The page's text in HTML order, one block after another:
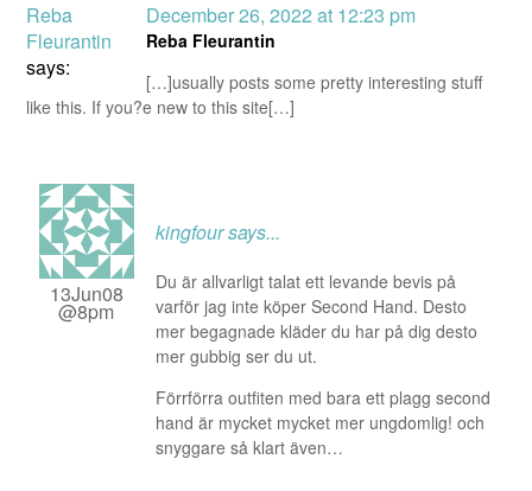
Reba
Fleurantin
says:
December 26, 2022 at 12:23 pm
Reba Fleurantin
[…]usually posts some pretty interesting stuff
like this. If you?e new to this site[…]
13Jun08
@8pm
kingfoursays...
Du är allvarligt talat ett levande bevis på
varför jag inte köper Second Hand. Desto
mer begagnade kläder du har på dig desto
mer gubbig ser du ut.
Förrförra outfiten med bara ett plagg second
hand är mycket mycket mer ungdomlig! och
snyggare så klart även…